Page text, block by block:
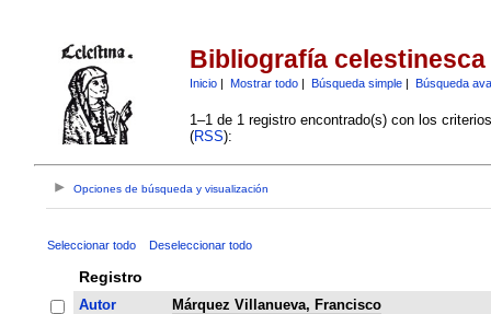
Bibliografía celestinesca
Inicio| Mostrar todo| Búsqueda simple| Búsqueda
1–1 de 1 registro encontrado(s) con los
(RSS):
Opciones de búsqueda y visualización
Seleccionar todo Deseleccionar todo
Registro
Autor
Márquez Villanueva, Francisco